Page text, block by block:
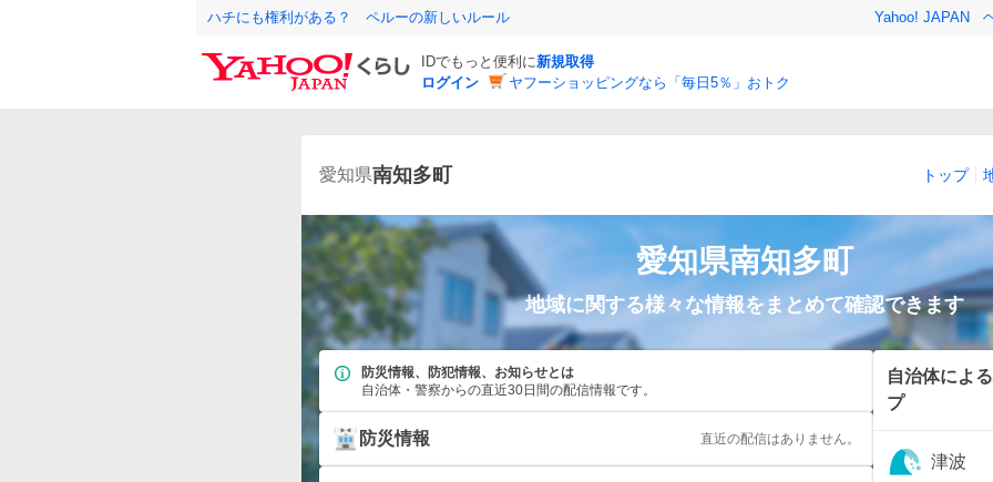
ハチにも権利がある？ ペルーの新しいルール Yahoo! JAPAN
IDでもっと便利に新規取得
ログイン
ヤフーショッピングなら「毎日5％」おトク
愛知県南知多町 トップ
愛知県南知多町
地域に関する様々な情報をまとめて確認できます
防災情報、防犯情報、お知らせとは
自治体・警察からの直近30日間の配信情報です。
防災情報 直近の配信はありません。
自治体によ
プ
津波